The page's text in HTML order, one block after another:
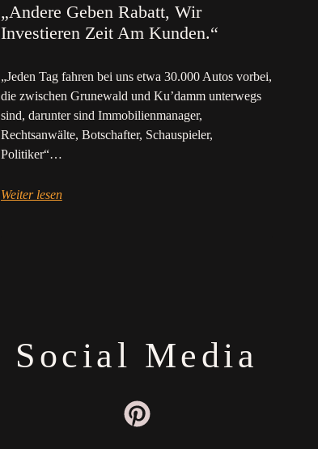
„Andere Geben Rabatt, Wir
Investieren Zeit Am Kunden.“
„Jeden Tag fahren bei uns etwa 30.000 Autos vorbei,
die zwischen Grunewald und Ku’damm unterwegs
sind, darunter sind Immobilienmanager,
Rechtsanwälte, Botschafter, Schauspieler,
Politiker“…
Weiter lesen
Social Media